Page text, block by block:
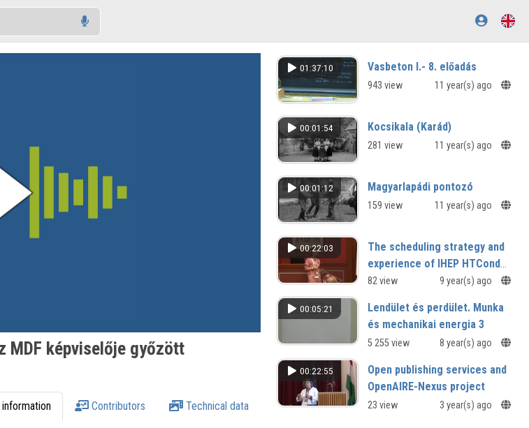
MDF képviselője győzött
information Contributors Technical data
01:37:10 Vasbeton I.- 8. előadás
943 view 11 year(s) ago
00:01:54 Kocsikala (Karád)
281 view 11 year(s) ago
00:01:12 Magyarlapádi pontozó
159 view 11 year(s) ago
00:22:03
The scheduling strategy and
experience of IHEP HTCondor
Cluster
82 view 9 year(s) ago
00:05:21
Lendület és perdület. Munka
és mechanikai energia 3
5 255 view 8 year(s) ago
00:22:55
Open publishing services and
OpenAIRE-Nexus project
23 view 3 year(s) ago